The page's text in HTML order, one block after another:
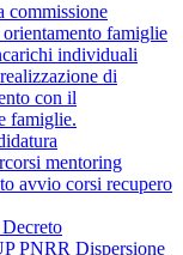
commissione
famiglie
individuali
di
con il
famiglie.
mentoring
avvio corsi recupero
PNRR Dispersione